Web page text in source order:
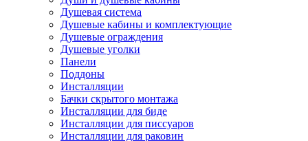
Душевая система
Душевые кабины и комплектующие
Душевые ограждения
Душевые уголки
Панели
Поддоны
Инсталляции
Бачки скрытого монтажа
Инсталляции для биде
Инсталляции для писсуаров
Инсталляции для раковин